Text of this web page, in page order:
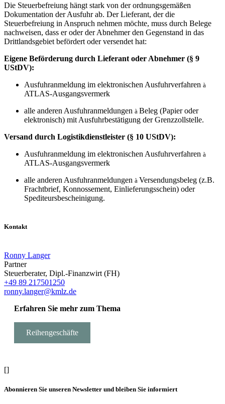
Die Steuerbefreiung hängt stark von der ordnungsgemäßen
Dokumentation der Ausfuhr ab. Der Lieferant, der die
Steuerbefreiung in Anspruch nehmen möchte, muss durch Belege
nachweisen, dass er oder der Abnehmer den Gegenstand in das
Drittlandsgebiet befördert oder versendet hat:
Eigene Beförderung durch Lieferant oder Abnehmer (§ 9
UStDV):
Ausfuhranmeldung im elektronischen Ausfuhrverfahren à
ATLAS-Ausgangsvermerk
alle anderen Ausfuhranmeldungen à Beleg (Papier oder
elektronisch) mit Ausfuhrbestätigung der Grenzzollstelle.
Versand durch Logistikdienstleister (§ 10 UStDV):
Ausfuhranmeldung im elektronischen Ausfuhrverfahren à
ATLAS-Ausgangsvermerk
alle anderen Ausfuhranmeldungen à Versendungsbeleg (z.B.
Frachtbrief, Konnossement, Einlieferungsschein) oder
Spediteursbescheinigung.
Kontakt
Ronny Langer
Partner
Steuerberater, Dipl.-Finanzwirt (FH)
+49 89 217501250
ronny.langer@kmlz.de
Erfahren Sie mehr zum Thema
Reihengeschäfte
[]
Abonnieren Sie unseren Newsletter und bleiben Sie informiert